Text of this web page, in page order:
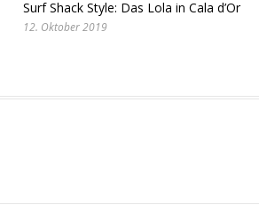
Surf Shack Style: Das Lola in Cala d’Or
12. Oktober 2019